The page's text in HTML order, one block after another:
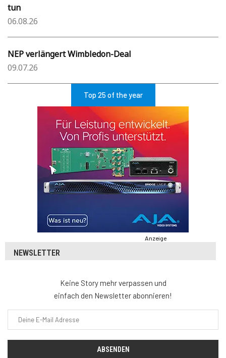
tun
06.08.26
NEP verlängert Wimbledon-Deal
09.07.26
Top 25 of the year
Anzeige
NEWSLETTER
Keine Story mehr verpassen und
einfach den Newsletter abonnieren!